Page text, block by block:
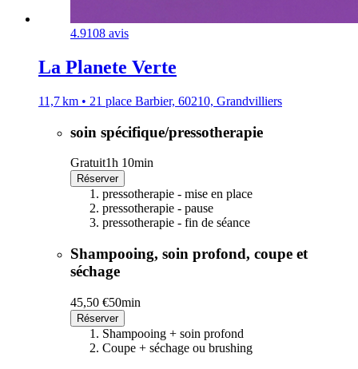
4.9108 avis
La Planete Verte
11,7 km • 21 place Barbier, 60210, Grandvilliers
soin spécifique/pressotherapie
Gratuit1h 10min
Réserver
pressotherapie - mise en place
pressotherapie - pause
pressotherapie - fin de séance
Shampooing, soin profond, coupe et
séchage
45,50 €50min
Réserver
Shampooing + soin profond
Coupe + séchage ou brushing